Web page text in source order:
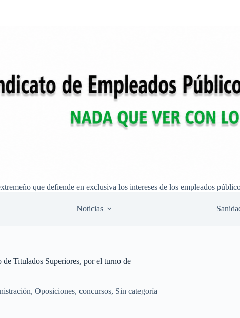
que defiende en exclusiva los intereses de los empleados
Noticias
Titulados Superiores, por el turno de
, Oposiciones, concursos, Sin categoría